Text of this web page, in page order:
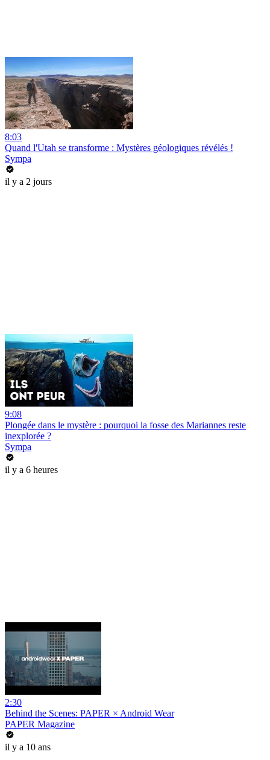
8:03
Quand l'Utah se transforme : Mystères géologiques révélés !
Sympa
il y a 2 jours
9:08
Plongée dans le mystère : pourquoi la fosse des Mariannes reste
inexplorée ?
Sympa
il y a 6 heures
2:30
Behind the Scenes: PAPER × Android Wear
PAPER Magazine
il y a 10 ans